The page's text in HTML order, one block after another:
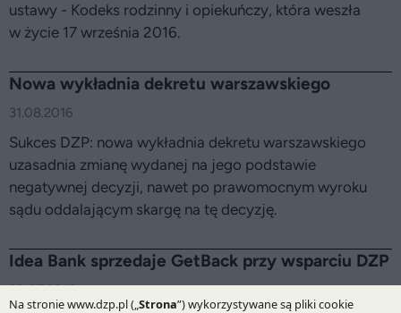
ustawy - Kodeks rodzinny i opiekuńczy, która weszła
w życie 17 września 2016.
Nowa wykładnia dekretu warszawskiego
31.08.2016
Sukces DZP: nowa wykładnia dekretu warszawskiego
uzasadnia zmianę wydanej na jego podstawie
negatywnej decyzji, nawet po prawomocnym wyroku
sądu oddalającym skargę na tę decyzję.
Idea Bank sprzedaje GetBack przy wsparciu DZP
30.07.2016